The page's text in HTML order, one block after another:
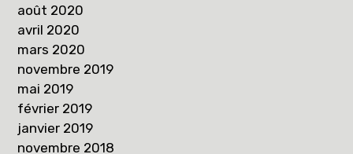
août 2020
avril 2020
mars 2020
novembre 2019
mai 2019
février 2019
janvier 2019
novembre 2018